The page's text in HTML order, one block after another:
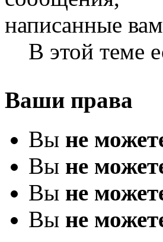
В этой теме
Ваши права
Вы не
Вы не
Вы не
Вы не